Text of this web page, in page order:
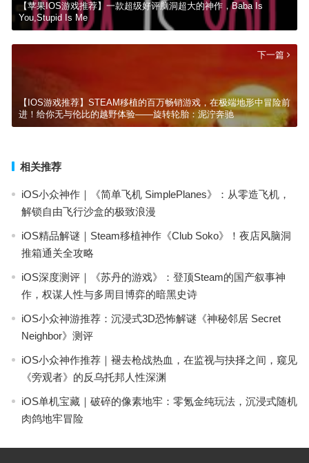
【苹果IOS游戏推荐】一款超级好评脑洞超大的神作，Baba Is
You,Stupid Is Me
下一篇
【IOS游戏推荐】STEAM移植的百万畅销游戏，在极端地形中冒险前
进！给你无与伦比的越野体验——旋转轮胎：泥泞奔驰
相关推荐
iOS小众神作｜《简单飞机 SimplePlanes》：从零造飞机，
解锁自由飞行沙盒的极致浪漫
iOS精品解谜｜Steam移植神作《Club Soko》！夜店风脑洞
推箱通关全攻略
iOS深度测评｜《苏丹的游戏》：登顶Steam的国产叙事神
作，权谋人性与多周目博弈的暗黑史诗
iOS小众神游推荐：沉浸式3D恐怖解谜《神秘邻居 Secret
Neighbor》测评
iOS小众神作推荐｜褪去枪战热血，在监视与抉择之间，窥见
《旁观者》的反乌托邦人性深渊
iOS单机宝藏｜破碎的像素地牢：零氪金纯玩法，沉浸式随机
肉鸽地牢冒险